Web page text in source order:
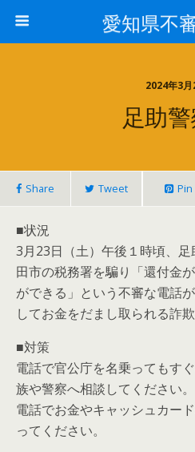
愛知県不
2024年3月
足助
Share Tweet Pin
■状況
3月23日（土）午後１時頃、
田市の税務署を騙り「還付金
ができる」という不審な電話
してお金をだまし取られる詐欺
■対策
電話で官公庁を名乗ってもす
族や警察へ相談してください。
電話でお金やキャッシュカー
ってください。